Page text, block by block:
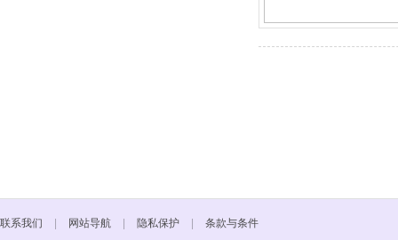
联系我们 网站导航 隐私保护 条款与条件